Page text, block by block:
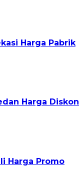
Harga Pabrik
Harga Diskon
Harga Promo